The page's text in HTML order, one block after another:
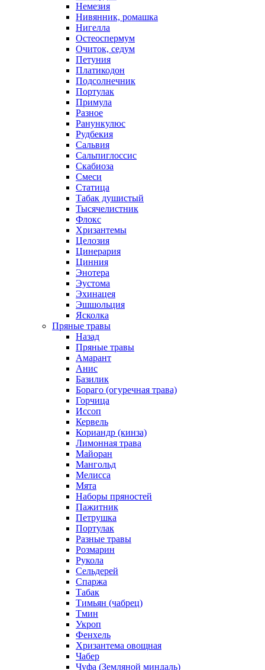
Немезия
Нивянник, ромашка
Нигелла
Остеоспермум
Очиток, седум
Петуния
Платикодон
Подсолнечник
Портулак
Примула
Разное
Ранункулюс
Рудбекия
Сальвия
Сальпиглоссис
Скабиоза
Смеси
Статица
Табак душистый
Тысячелистник
Флокс
Хризантемы
Целозия
Цинерария
Цинния
Энотера
Эустома
Эхинацея
Эшшольция
Ясколка
Пряные травы
Назад
Пряные травы
Амарант
Анис
Базилик
Бораго (огуречная трава)
Горчица
Иссоп
Кервель
Кориандр (кинза)
Лимонная трава
Майоран
Мангольд
Мелисса
Мята
Наборы пряностей
Пажитник
Петрушка
Портулак
Разные травы
Розмарин
Рукола
Сельдерей
Спаржа
Табак
Тимьян (чабрец)
Тмин
Укроп
Фенхель
Хризантема овощная
Чабер
Чуфа (Земляной миндаль)